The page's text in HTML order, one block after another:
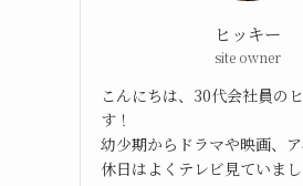
ヒッキー
site owner
こんにちは、30代会社員の
す！
幼少期からドラマや映画、
休日はよくテレビ見ていまし